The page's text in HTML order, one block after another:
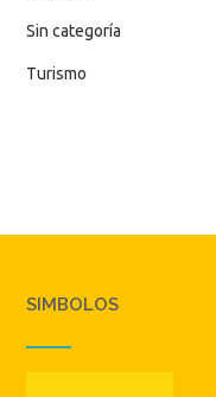
Sin categoría
Turismo
SIMBOLOS